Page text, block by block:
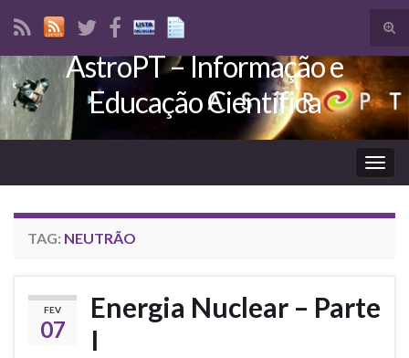
Search for:
AstroPT – Informação e
Educação Científica
TAG: NEUTRÃO
FEV
07
Energia Nuclear – Parte
I